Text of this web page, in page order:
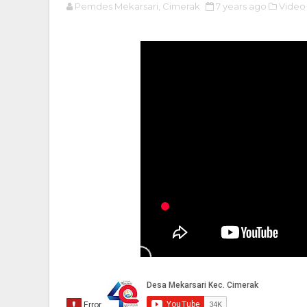
Pemdes Mekarsari, Cimerak 7 years ago Video